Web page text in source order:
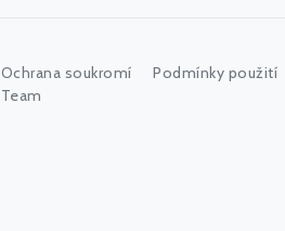
Ochrana soukromí
Podmínky použití
Team